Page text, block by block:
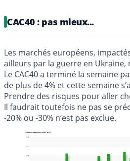
CAC40 : pas mieux...
Les marchés européens,
ailleurs par la guerre en Ukraine,
Le CAC40a terminé la semaine
de plus de 4% et cette semaine
Prendre des risques pour aller
Il faudrait toutefois ne pas se
-20% ou -30% n’est pas exclue.